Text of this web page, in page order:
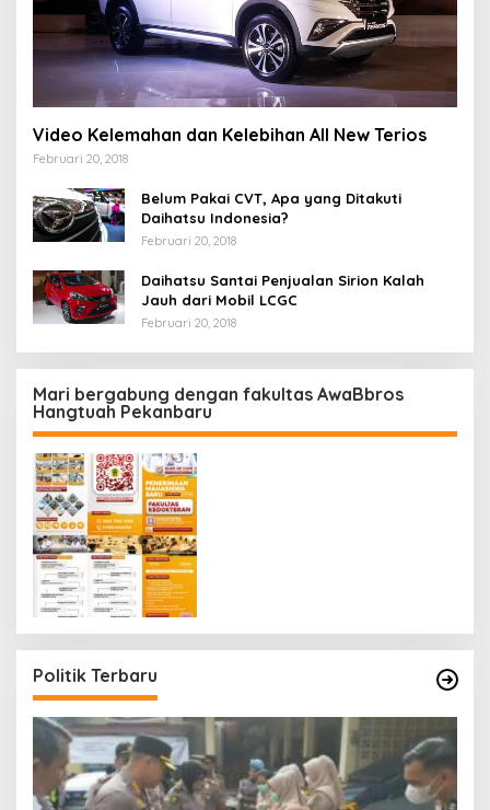
Video Kelemahan dan Kelebihan All New Terios
Februari 20, 2018
Belum Pakai CVT, Apa yang Ditakuti
Daihatsu Indonesia?
Februari 20, 2018
Daihatsu Santai Penjualan Sirion Kalah
Jauh dari Mobil LCGC
Februari 20, 2018
Mari bergabung dengan fakultas AwaBbros
Hangtuah Pekanbaru
Politik Terbaru